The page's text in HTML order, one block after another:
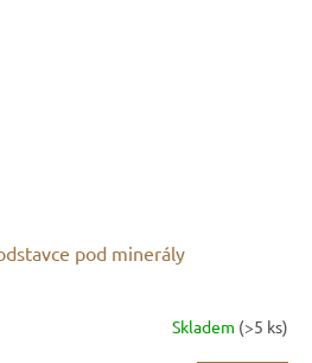
pod minerály
Skladem (>5 ks)